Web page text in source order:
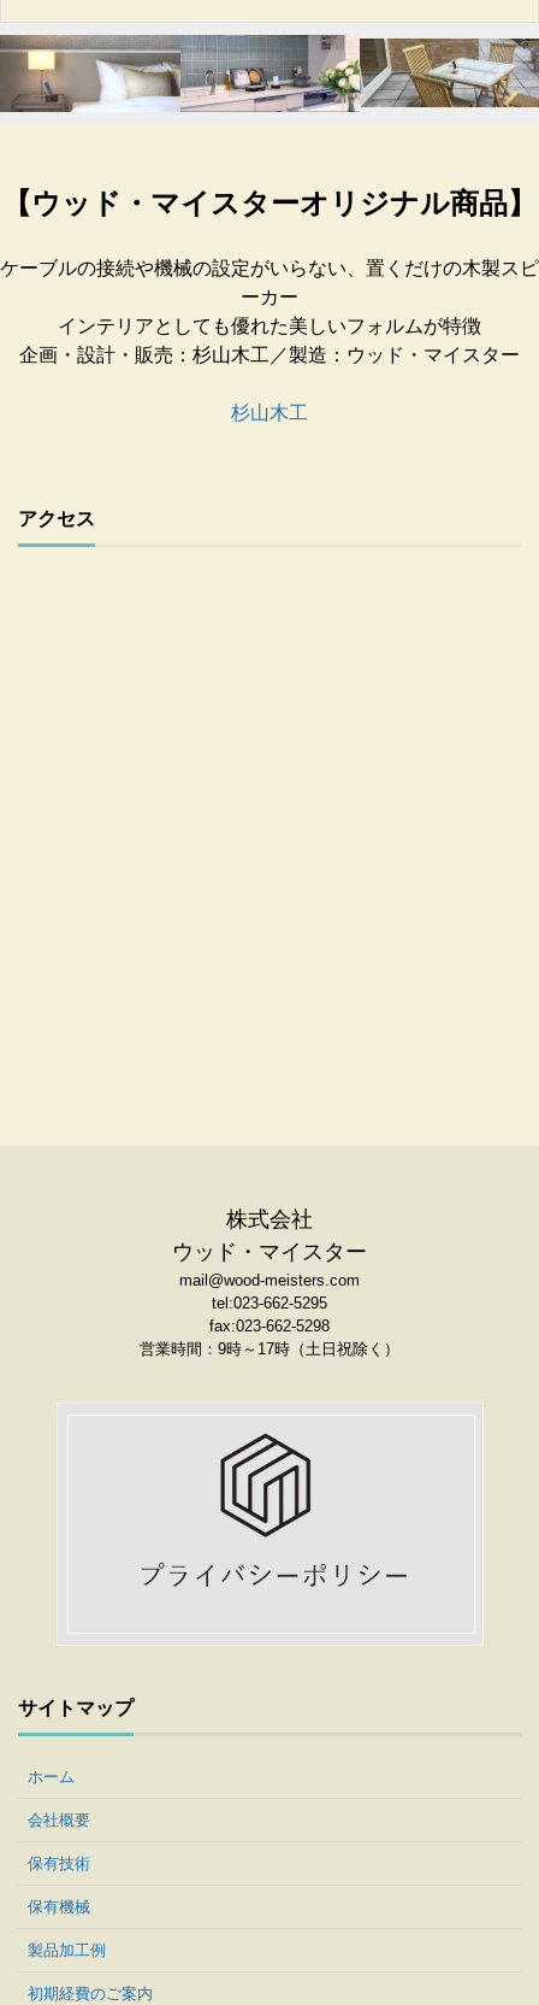
【ウッド・マイスターオリジナル商品】
ケーブルの接続や機械の設定がいらない、置くだけの木製スピ
ーカー
インテリアとしても優れた美しいフォルムが特徴
企画・設計・販売：杉山木工／製造：ウッド・マイスター
杉山木工
アクセス
株式会社
ウッド・マイスター
mail@wood-meisters.com
tel:023-662-5295
fax:023-662-5298
営業時間：9時～17時（土日祝除く）
サイトマップ
ホーム
会社概要
保有技術
保有機械
製品加工例
初期経費のご案内